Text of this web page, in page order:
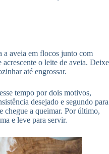
a aveia em flocos junto com
o leite de aveia. Deixe
até engrossar.
tempo por dois motivos,
desejado e segundo para
chegue a queimar. Por último,
e leve para servir.